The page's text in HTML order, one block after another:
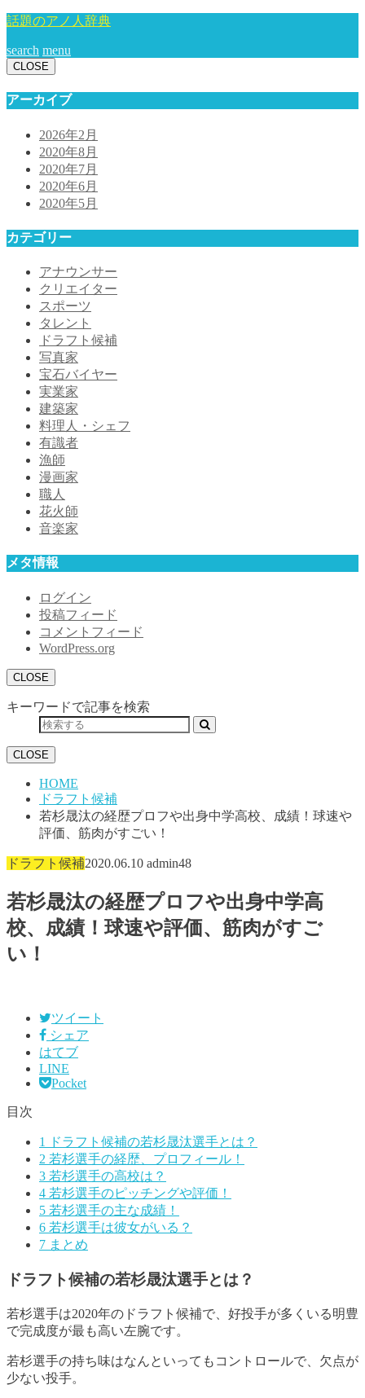
話題のアノ人辞典
search menu
CLOSE
アーカイブ
2026年2月
2020年8月
2020年7月
2020年6月
2020年5月
カテゴリー
アナウンサー
クリエイター
スポーツ
タレント
ドラフト候補
写真家
宝石バイヤー
実業家
建築家
料理人・シェフ
有識者
漁師
漫画家
職人
花火師
音楽家
メタ情報
ログイン
投稿フィード
コメントフィード
WordPress.org
CLOSE
キーワードで記事を検索
CLOSE
HOME
ドラフト候補
若杉晟汰の経歴プロフや出身中学高校、成績！球速や
評価、筋肉がすごい！
ドラフト候補2020.06.10 admin48
若杉晟汰の経歴プロフや出身中学高
校、成績！球速や評価、筋肉がすご
い！
ツイート
シェア
はてブ
LINE
Pocket
目次
1 ドラフト候補の若杉晟汰選手とは？
2 若杉選手の経歴、プロフィール！
3 若杉選手の高校は？
4 若杉選手のピッチングや評価！
5 若杉選手の主な成績！
6 若杉選手は彼女がいる？
7 まとめ
ドラフト候補の若杉晟汰選手とは？
若杉選手は2020年のドラフト候補で、好投手が多くいる明豊
で完成度が最も高い左腕です。
若杉選手の持ち味はなんといってもコントロールで、欠点が
少ない投手。